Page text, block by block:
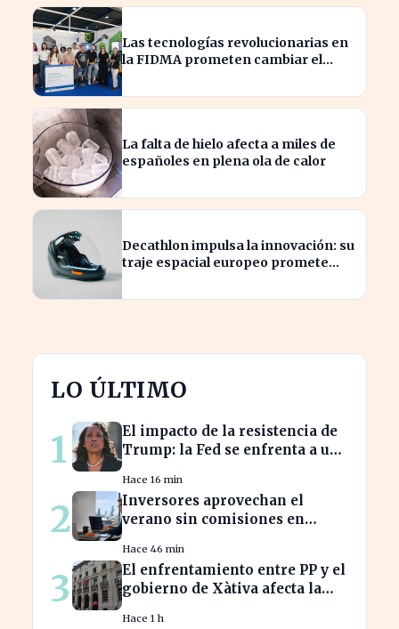
Las tecnologías revolucionarias en
la FIDMA prometen cambiar el
La falta de hielo afecta a miles de
españoles en plena ola de calor
Decathlon impulsa la innovación: su
traje espacial europeo promete
LO ÚLTIMO
1
El impacto de la resistencia de
Trump: la Fed se enfrenta a un
Hace 16 min
2
Inversores aprovechan el
verano sin comisiones en
significativos en bolsa
internacional
Hace 46 min
3
El enfrentamiento entre PP y el
gobierno de Xàtiva afecta la
Hace 1 h